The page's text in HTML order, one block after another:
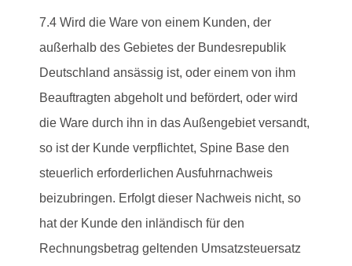
7.4 Wird die Ware von einem Kunden, der
außerhalb des Gebietes der Bundesrepublik
Deutschland ansässig ist, oder einem von ihm
Beauftragten abgeholt und befördert, oder wird
die Ware durch ihn in das Außengebiet versandt,
so ist der Kunde verpflichtet, Spine Base den
steuerlich erforderlichen Ausfuhrnachweis
beizubringen. Erfolgt dieser Nachweis nicht, so
hat der Kunde den inländisch für den
Rechnungsbetrag geltenden Umsatzsteuersatz